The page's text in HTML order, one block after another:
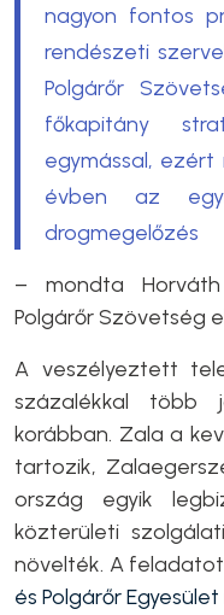
nagyon fontos
rendészeti
Polgárőr
főkapitány
egymással,
évben az
drogmegelőzés
– mondta
Polgárőr Szövetség
A veszélyeztett
százalékkal több
korábban. Zala a
tartozik,
ország egyik
közterületi
növelték. A
és Polgárőr Egyesület